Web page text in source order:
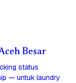
Besar
status
— untuk laundry